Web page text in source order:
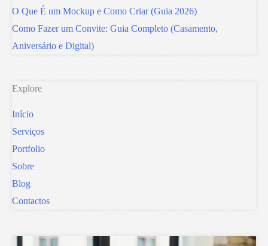
O Que É um Mockup e Como Criar (Guia 2026)
Como Fazer um Convite: Guia Completo (Casamento,
Aniversário e Digital)
Explore
Início
Serviços
Portfolio
Sobre
Blog
Contactos